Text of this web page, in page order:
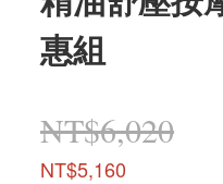
惠組
NT$6,020
NT$5,160